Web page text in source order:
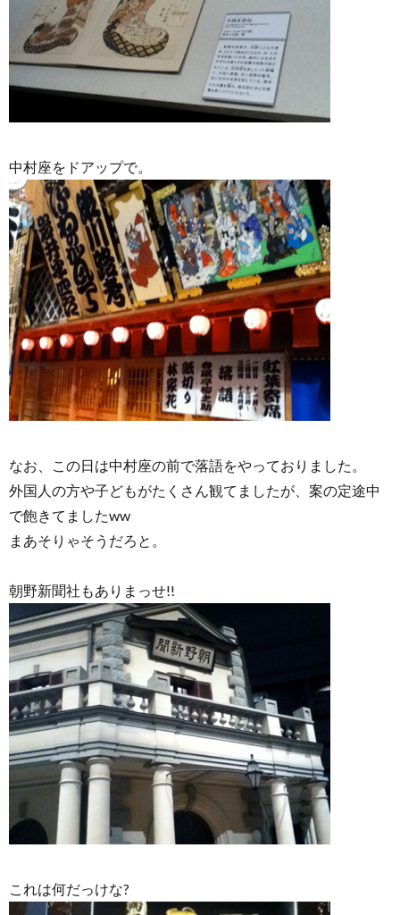
中村座をドアップで。
なお、この日は中村座の前で落語をやっておりました。
外国人の方や子どもがたくさん観てましたが、案の定途中
で飽きてましたww
まあそりゃそうだろと。
朝野新聞社もありまっせ!!
これは何だっけな?